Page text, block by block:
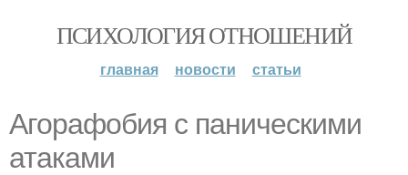
ПСИХОЛОГИЯ ОТНОШЕНИЙ
главная новости статьи
Агорафобия с паническими
атаками